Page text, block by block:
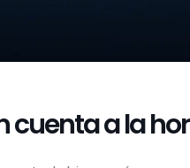
cuenta a la